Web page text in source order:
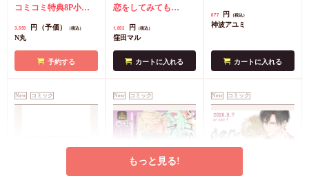
のケモノみち【有
約キャンペーン(抽■
コミコミ特典8P小冊
2枚
有償特典・『臆病
となの公式同人誌
償特典・『柴崎さんの
アクリルカードキーホ
店舗共通特典ペ
3,559 円（予価） （税込）
N丸
予約する
ット】
恋をしてみても
ド2枚セット
1,892 円 （税込）
窪田マル
カートに入れる
877 円 （税込）
神波アユミ
カートに入れる
New コミック New コミック New コミック
もっと見る!